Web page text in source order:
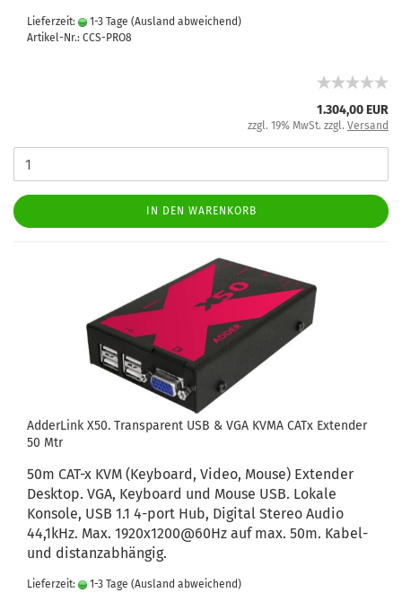
Lieferzeit: 1-3 Tage (Ausland abweichend)
Artikel-Nr.: CCS-PRO8
1.304,00 EUR
zzgl. 19% MwSt. zzgl. Versand
IN DEN WARENKORB
AdderLink X50. Transparent USB & VGA KVMA CATx Extender
50 Mtr
50m CAT-x KVM (Keyboard, Video, Mouse) Extender
Desktop. VGA, Keyboard und Mouse USB. Lokale
Konsole, USB 1.1 4-port Hub, Digital Stereo Audio
44,1kHz. Max. 1920x1200@60Hz auf max. 50m. Kabel-
und distanzabhängig.
Lieferzeit: 1-3 Tage (Ausland abweichend)